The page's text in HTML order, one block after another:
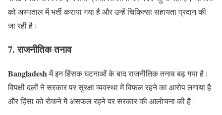
को अस्पताल में भर्ती कराया गया है और उन्हें चिकित्सा सहायता प्रदान की
जा रही है।
7. राजनीतिक तनाव
Bangladeshमें इन हिंसक घटनाओं के बाद राजनीतिक तनाव बढ़ गया है।
विपक्षी दलों ने सरकार पर सुरक्षा व्यवस्था में विफल रहने का आरोप लगाया है
और हिंसा को रोकने में असफल रहने पर सरकार की आलोचना की है।